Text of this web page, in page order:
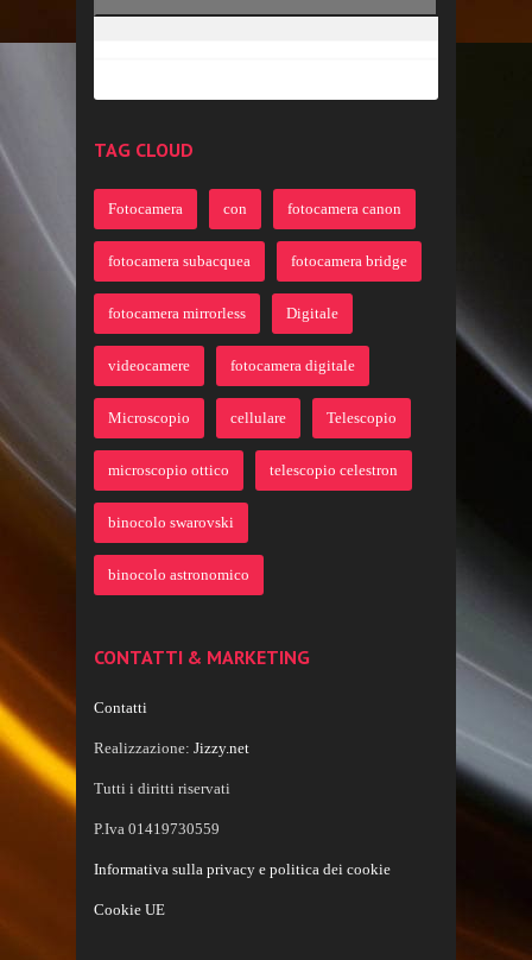
TAG CLOUD
Fotocamera con fotocamera canon
fotocamera subacquea fotocamera bridge
fotocamera mirrorless Digitale
videocamere fotocamera digitale
Microscopio cellulare Telescopio
microscopio ottico telescopio celestron
binocolo swarovski
binocolo astronomico
CONTATTI & MARKETING
Contatti
Realizzazione: Jizzy.net
Tutti i diritti riservati
P.Iva 01419730559
Informativa sulla privacy e politica dei cookie
Cookie UE